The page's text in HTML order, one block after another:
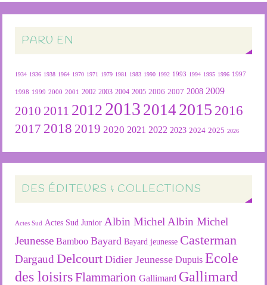
PARU EN
1934 1936 1938 1964 1970 1971 1979 1981 1983 1990 1992 1993 1994 1995 1996 1997
1998 1999 2000 2001 2002 2003 2004 2005 2006 2007 2008 2009
2010 2011 2012 2013 2014 2015 2016
2017 2018 2019 2020 2021 2022 2023 2024 2025 2026
DES ÉDITEURS & COLLECTIONS
Actes Sud Actes Sud Junior Albin Michel Albin Michel
Jeunesse Bamboo Bayard Bayard jeunesse Casterman
Dargaud Delcourt Didier Jeunesse Dupuis Ecole
des loisirsFlammarion Gallimard Gallimard